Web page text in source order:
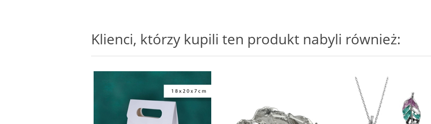
Klienci, którzy kupili ten produkt nabyli również: